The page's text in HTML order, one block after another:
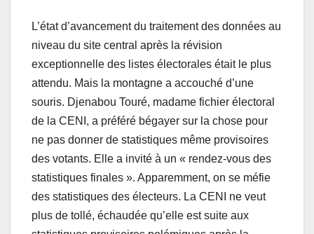
L’état d’avancement du traitement des données au
niveau du site central après la révision
exceptionnelle des listes électorales était le plus
attendu. Mais la montagne a accouché d’une
souris. Djenabou Touré, madame fichier électoral
de la CENI, a préféré bégayer sur la chose pour
ne pas donner de statistiques même provisoires
des votants. Elle a invité à un « rendez-vous des
statistiques finales ». Apparemment, on se méfie
des statistiques des électeurs. La CENI ne veut
plus de tollé, échaudée qu’elle est suite aux